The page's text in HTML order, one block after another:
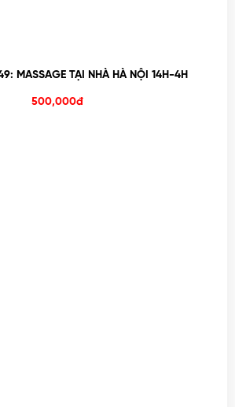
MASSAGE TẠI NHÀ HÀ NỘI 14H-4H
500,000đ